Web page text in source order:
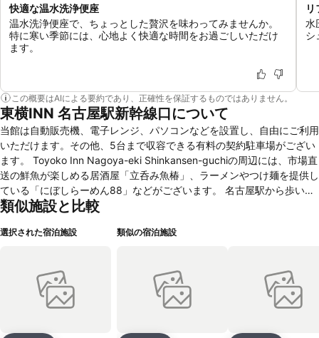
快適な温水洗浄便座
温水洗浄便座で、ちょっとした贅沢を味わってみませんか。
特に寒い季節には、心地よく快適な時間をお過ごしいただけ
ます。
水
シ
この概要はAIによる要約であり、正確性を保証するものではありません。
東横INN 名古屋駅新幹線口について
当館は自動販売機、電子レンジ、パソコンなどを設置し、自由にご利用
いただけます。その他、5台まで収容できる有料の契約駐車場がござい
ます。 Toyoko Inn Nagoya-eki Shinkansen-guchiの周辺には、市場直
送の鮮魚が楽しめる居酒屋「立呑み魚椿」、ラーメンやつけ麺を提供し
ている「にぼしらーめん88」などがございます。 名古屋駅から歩いて
4分、出張の際の利用に便利なToyoko Inn Nagoya-eki Shinkansen-
ルブレックファスト（無料）を用意しています。 名古屋四季劇場まで
アコン、テレビ、洗浄機能付トイレなどを備えています。またLANケ
ーブルやアイロン、枕、毛布などの備品を揃えています。禁煙ルームを
設置しています。
類似施設と比較
選択された宿泊施設 類似の宿泊施設